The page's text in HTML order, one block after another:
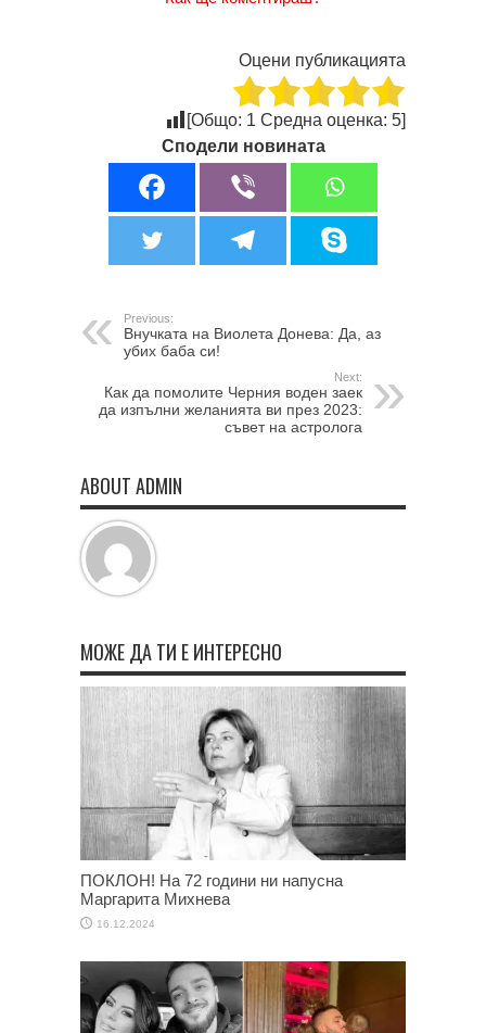
Оцени публикацията
[Общо: 1 Средна оценка: 5]
Сподели новината
Previous:
Внучката на Виолета Донева: Да, аз
убих баба си!
Next:
Как да помолите Черния воден заек
да изпълни желанията ви през 2023:
съвет на астролога
ABOUT ADMIN
МОЖЕ ДА ТИ Е ИНТЕРЕСНО
ПОКЛОН! На 72 години ни напусна
Маргарита Михнева
16.12.2024